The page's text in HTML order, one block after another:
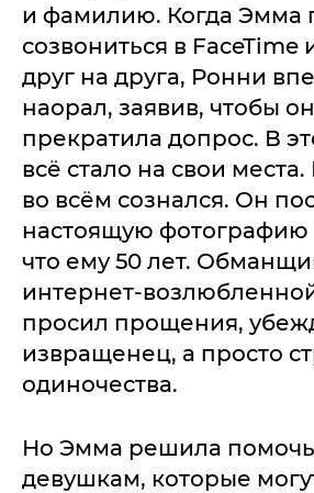
и фамилию. Когда Эмма
созвониться в FaceTime
друг на друга, Ронни
наорал, заявив, чтобы
прекратила допрос. В
всё стало на свои
во всём сознался. Он
настоящую фотографию
что ему 50 лет.
интернет-
просил прощения,
извращенец, а просто
одиночества.
Но Эмма решила
девушкам, которые